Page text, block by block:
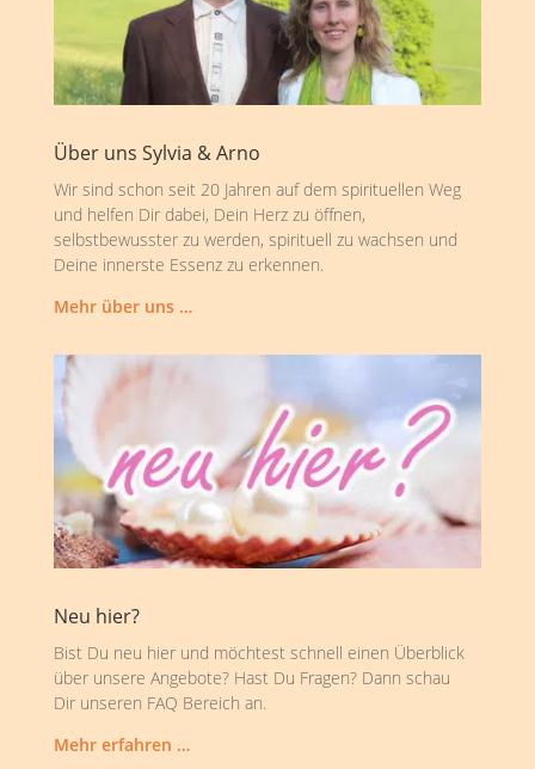
Über uns Sylvia & Arno
Wir sind schon seit 20 Jahren auf dem spirituellen Weg
und helfen Dir dabei, Dein Herz zu öffnen,
selbstbewusster zu werden, spirituell zu wachsen und
Deine innerste Essenz zu erkennen.
Mehr über uns …
Neu hier?
Bist Du neu hier und möchtest schnell einen Überblick
über unsere Angebote? Hast Du Fragen? Dann schau
Dir unseren FAQ Bereich an.
Mehr erfahren …